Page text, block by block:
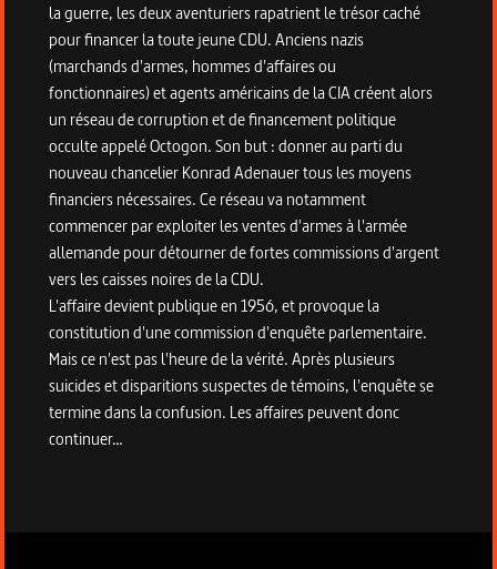
la guerre, les deux aventuriers rapatrient le trésor caché
pour financer la toute jeune CDU. Anciens nazis
(marchands d'armes, hommes d'affaires ou
fonctionnaires) et agents américains de la CIA créent alors
un réseau de corruption et de financement politique
occulte appelé Octogon. Son but : donner au parti du
nouveau chancelier Konrad Adenauer tous les moyens
financiers nécessaires. Ce réseau va notamment
commencer par exploiter les ventes d'armes à l'armée
allemande pour détourner de fortes commissions d'argent
vers les caisses noires de la CDU.
L'affaire devient publique en 1956, et provoque la
constitution d'une commission d'enquête parlementaire.
Mais ce n'est pas l'heure de la vérité. Après plusieurs
suicides et disparitions suspectes de témoins, l'enquête se
termine dans la confusion. Les affaires peuvent donc
continuer…